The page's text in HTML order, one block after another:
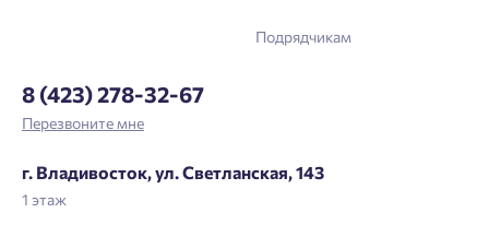
Подрядчикам
8 (423) 278-32-67
Перезвоните мне
г. Владивосток, ул. Светланская, 143
1 этаж